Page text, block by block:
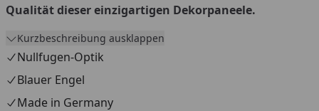
Qualität dieser einzigartigen Dekorpaneele.
Kurzbeschreibung ausklappen
Nullfugen-Optik
Blauer Engel
Made in Germany